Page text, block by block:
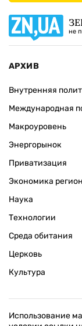
не
АРХИВ
Внутренняя
Международная
Макроуровень
Энергорынок
Приватизация
Экономика
Наука
Технологии
Среда обитания
Церковь
Культура
Использование